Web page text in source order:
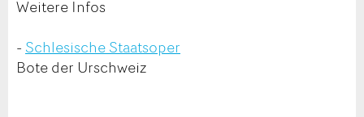
Weitere Infos
- Schlesische Staatsoper
Bote der Urschweiz